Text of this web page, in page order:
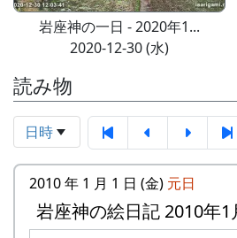
岩座神の一日 - 2020年1...
2020-12-30 (水)
読み物
日時
2010 年 1 月 1 日 (金) 元日
岩座神の絵日記 2010年1